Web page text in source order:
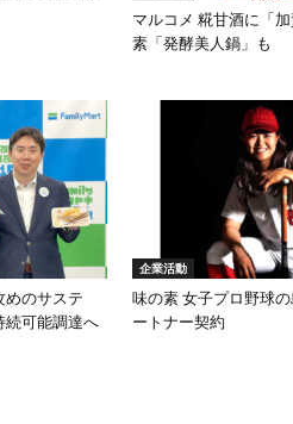
マルコメ 糀甘酒に「
素「発酵美人鍋」も
めのサステ
続可能調達へ
企業活動
味の素 女子プロ野球
ートナー契約